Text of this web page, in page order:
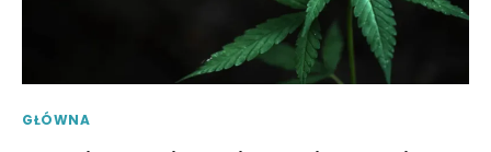
GŁÓWNA